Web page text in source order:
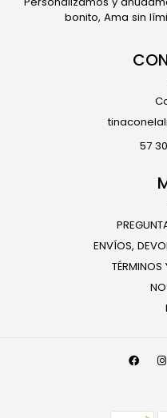
bonito, Ama sin
57
ENVÍOS,